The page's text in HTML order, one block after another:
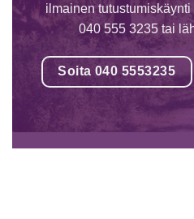
ilmainen
040 555 3235 tai
Soita 040 5553235